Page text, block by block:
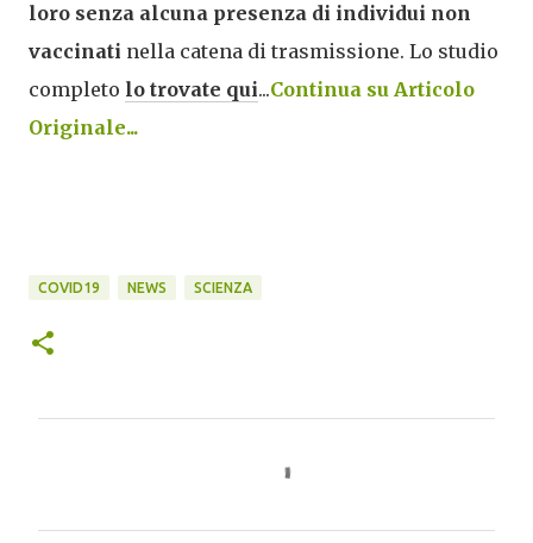
loro senza alcuna presenza di individui non
vaccinati nella catena di trasmissione. Lo studio
completo lo trovate qui...Continua su Articolo
Originale...
COVID19 NEWS SCIENZA